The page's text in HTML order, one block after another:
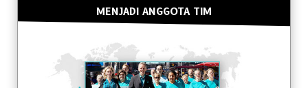
MENJADI ANGGOTA TIM